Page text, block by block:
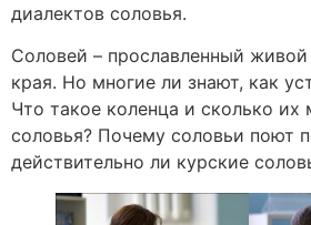
диалектов соловья.
Соловей – прославленный
края. Но многие ли знают, как
Что такое коленца и сколько
соловья? Почему соловьи поют
действительно ли курские